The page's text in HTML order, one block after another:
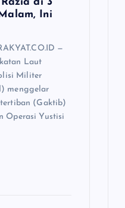
Ini
—
Laut
Militer
menggelar
(Gaktib)
Operasi Yustisi